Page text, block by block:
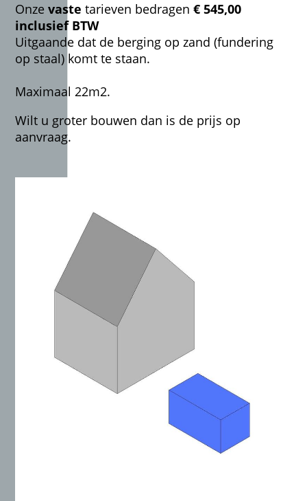
Onzevaste tarieven bedragen€ 545,00
inclusief BTW
Uitgaande dat de berging op zand (fundering
op staal) komt te staan.
Maximaal 22m2.
Wilt u groter bouwen dan is de prijs op
aanvraag.